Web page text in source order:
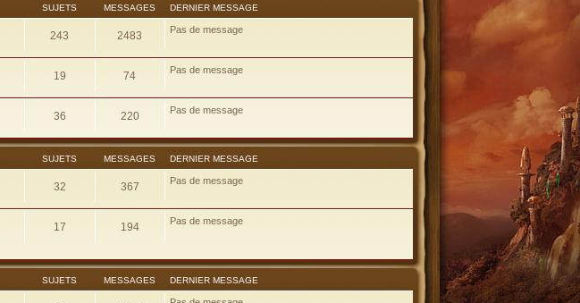
SUJETS MESSAGES DERNIER MESSAGE
243 2483 Pas de message
19 74 Pas de message
36 220 Pas de message
SUJETS MESSAGES DERNIER MESSAGE
32 367 Pas de message
17 194 Pas de message
SUJETS MESSAGES DERNIER MESSAGE